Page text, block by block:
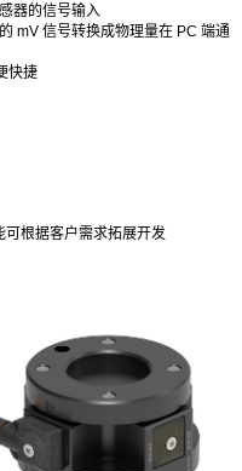
器的信号输入
mV 信号转换成物理量在 PC 端通
快捷
可根据客户需求拓展开发